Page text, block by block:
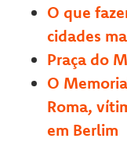
O que
cidades
Praça do
O
Roma,
em Berlim